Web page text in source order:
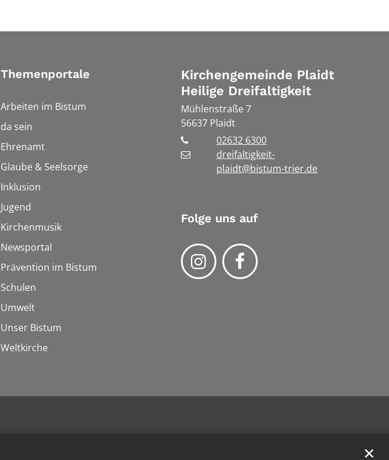
✕
Themenportale
Arbeiten im Bistum
da sein
Ehrenamt
Glaube & Seelsorge
Inklusion
Jugend
Kirchenmusik
Newsportal
Prävention im Bistum
Schulen
Umwelt
Unser Bistum
Weltkirche
Kirchengemeinde Plaidt
Heilige Dreifaltigkeit
Mühlenstraße 7
56637 Plaidt
02632 6300
dreifaltigkeit-
plaidt@bistum-trier.de
Folge uns auf